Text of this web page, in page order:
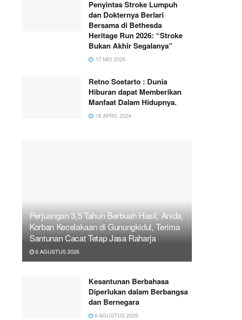
Penyintas Stroke Lumpuh
dan Dokternya Berlari
Bersama di Bethesda
Heritage Run 2026: “Stroke
Bukan Akhir Segalanya”
17 MEI 2026
Retno Soetarto : Dunia
Hiburan dapat Memberikan
Manfaat Dalam Hidupnya.
18 APRIL 2024
Perjuangan 3,5 Tahun Berbuah Hasil, Anida,
Korban Kecelakaan di Gunungkidul, Terima
Santunan Cacat Tetap Jasa Raharja
6 AGUSTUS 2026
Kesantunan Berbahasa
Diperlukan dalam Berbangsa
dan Bernegara
6 AGUSTUS 2026